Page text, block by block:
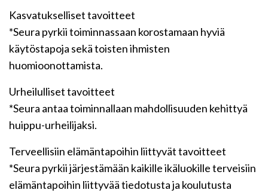
Kasvatukselliset tavoitteet
*Seura pyrkii toiminnassaan korostamaan hyviä
käytöstapoja sekä toisten ihmisten
huomioonottamista.
Urheilulliset tavoitteet
*Seura antaa toiminnallaan mahdollisuuden kehittyä
huippu-urheilijaksi.
Terveellisiin elämäntapoihin liittyvät tavoitteet
*Seura pyrkii järjestämään kaikille ikäluokille terveisiin
elämäntapoihin liittyvää tiedotusta ja koulutusta